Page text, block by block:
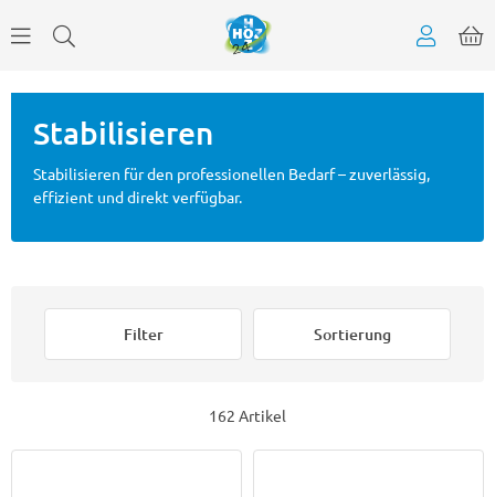
Stabilisieren
Stabilisieren für den professionellen Bedarf – zuverlässig,
effizient und direkt verfügbar.
Filter Sortierung
162 Artikel